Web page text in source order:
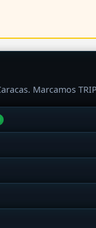
Marcamos